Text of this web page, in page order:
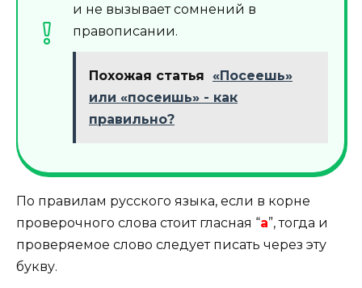
и не вызывает сомнений в
правописании.
Похожая статья
«Посеешь»
или «посеишь» - как
правильно?
По правилам русского языка, если в корне
проверочного слова стоит гласная “а”, тогда и
проверяемое слово следует писать через эту
букву.